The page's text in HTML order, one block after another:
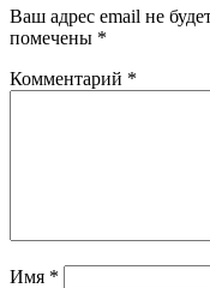
Ваш адрес email не
помечены *
Комментарий *
Имя *